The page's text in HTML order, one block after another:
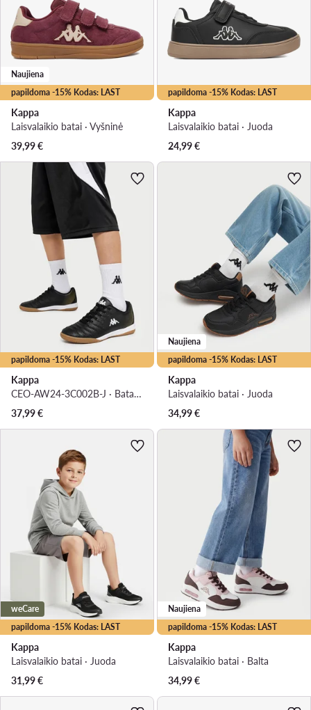
papildoma -15% Kodas: LAST
Naujiena
Kappa
Laisvalaikio batai · Vyšninė
39,99€
papildoma -15% Kodas: LAST
Kappa
Laisvalaikio batai · Juoda
24,99€
papildoma -15% Kodas: LAST
Kappa
CEO-AW24-3C002B-J · Batai uždaroms aikštelėms
37,99€
papildoma -15% Kodas: LAST
Naujiena
Kappa
Laisvalaikio batai · Juoda
34,99€
papildoma -15% Kodas: LAST
weCare
Kappa
Laisvalaikio batai · Juoda
31,99€
papildoma -15% Kodas: LAST
Naujiena
Kappa
Laisvalaikio batai · Balta
34,99€